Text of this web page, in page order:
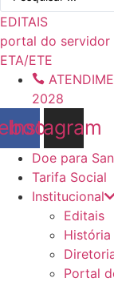
o
conteúdo
EDITAIS
portal do servidor
ETA/ETE
2028
Instagram
Doe para
Tarifa Social
Institucional
Editais
História
Portal